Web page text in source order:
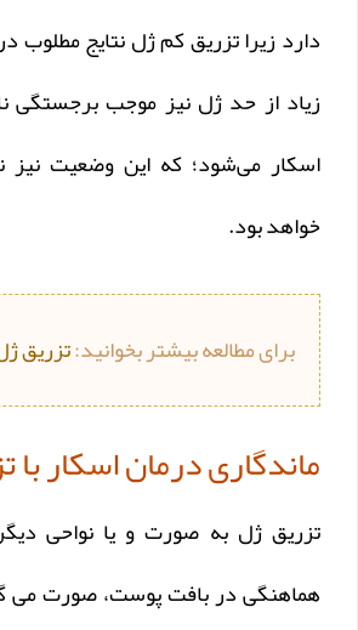
دارد زیرا تزریق کم ژل نتایج مطلوب
زیاد از حد ژل نیز موجب برجستگی
اسکار می‌شود؛ که این وضعیت نیز
خواهد بود.
برای مطالعه بیشتر بخوانید:تزریق
ماندگاری درمان اسکار با
تزریق ژل به صورت و یا نواحی
هماهنگی در بافت پوست، صورت می